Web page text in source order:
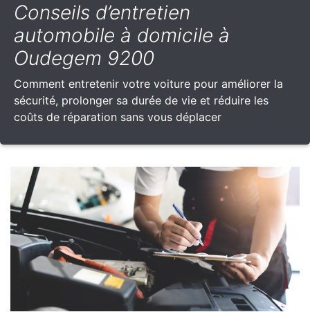
Conseils d’entretien
automobile à domicile à
Oudegem 9200
Comment entretenir votre voiture pour améliorer la
sécurité, prolonger sa durée de vie et réduire les
coûts de réparation sans vous déplacer